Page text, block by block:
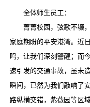
全体师生员工：
菁菁校园，弦歌不辍
家庭期盼的平安港湾。近
鸣，让我们深刻警醒；而
速引发的交通事故，虽未
瞬间，已然为我们敲响了
路纵横交错，紫薇园等区